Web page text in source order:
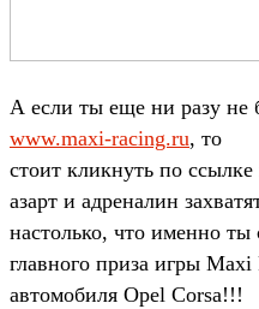
А если ты еще ни разу не
www.maxi-racing.ru, то
стоит кликнуть по
азарт и адреналин
настолько, что именно ты
главного приза игры Maxi
автомобиля Opel Corsa!!!